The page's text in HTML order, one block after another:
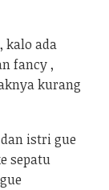
kalo ada
fancy ,
kurang
istri gue
sepatu